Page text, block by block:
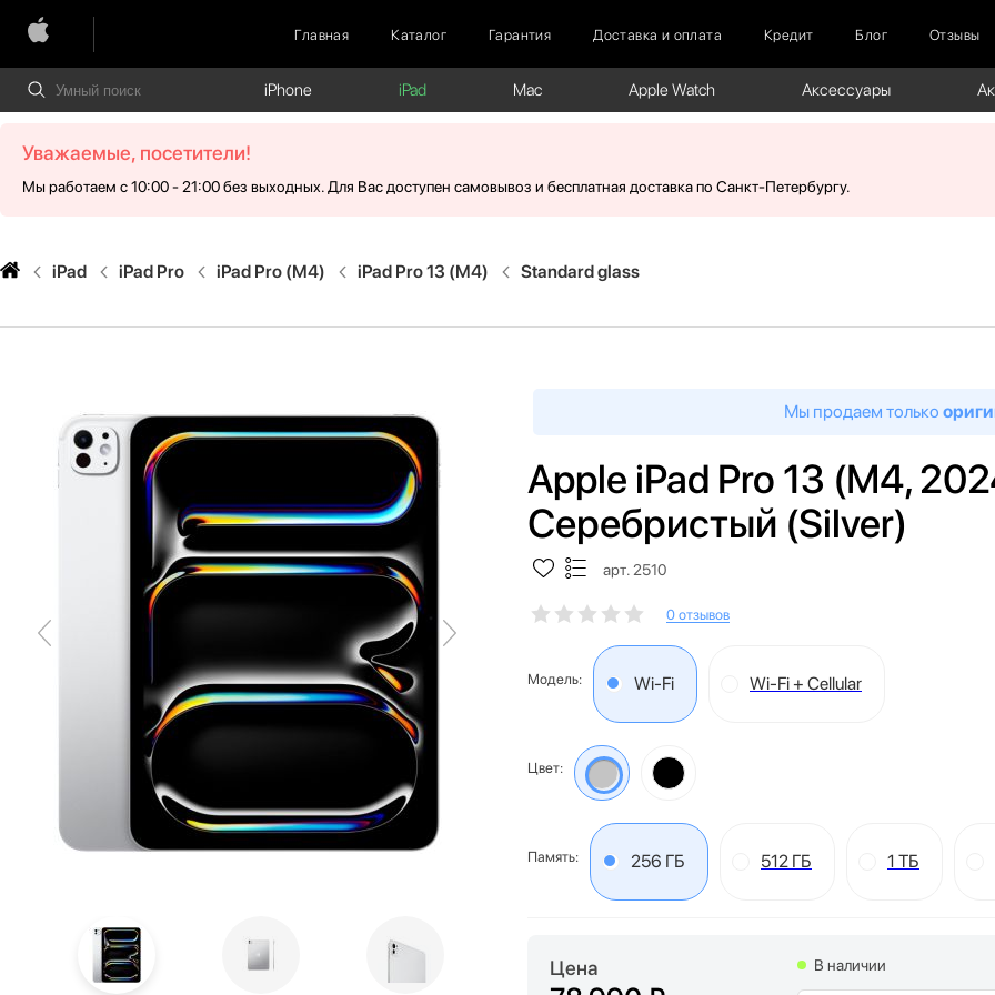
Главная Каталог Гарантия Доставка и оплата Кредит Блог Отзывы
iPhone iPad Mac Apple Watch Аксессуары
Уважаемые, посетители!
Мы работаем с 10:00 - 21:00 без выходных. Для Вас доступен самовывоз и бесплатная доставка по Санкт-Петербургу.
iPad iPad Pro iPad Pro (M4) iPad Pro 13 (M4) Standard glass
Мы продаем только
Apple iPad Pro 13 (M4,
Серебристый (Silver)
арт. 2510
0 отзывов
Модель: Wi-Fi Wi-Fi + Cellular
Цвет:
Память: 256 ГБ 512 ГБ 1 ТБ
Цена В наличии